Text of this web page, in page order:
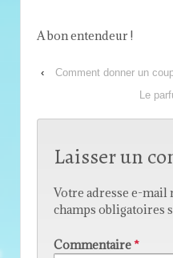
A bon entendeur !
‹
Comment donner un
Le
Laisser un
Votre adresse e-mail
champs obligatoires
Commentaire*